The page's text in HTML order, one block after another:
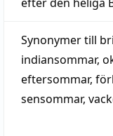
Synonymer till
indiansommar,
eftersommar,
sensommar,